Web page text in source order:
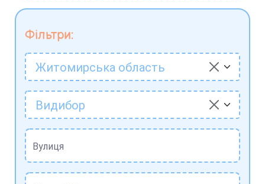
Фільтри:
Житомирська область
Видибор
Вулиця